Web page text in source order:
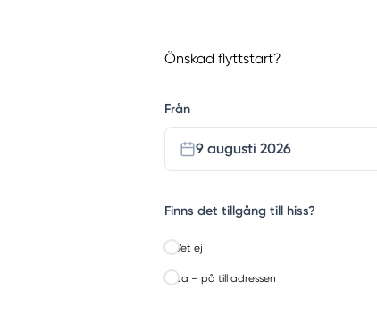
Önskad flyttstart?
Från
9 augusti 2026
Finns det tillgång till hiss?
Vet ej
Ja – på till adressen